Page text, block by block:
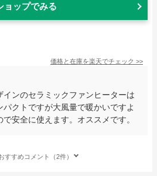
ョップでみる
価格と在庫を楽天でチェック >>
インのセラミックファンヒーターは
クトですが大風量で暖かいですよ
安全に使えます。オススメです。
すすめコメント（2件）